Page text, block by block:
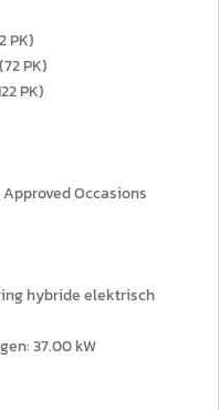
PK)
PK)
PK)
Occasions
hybride elektrisch
37.00 kW